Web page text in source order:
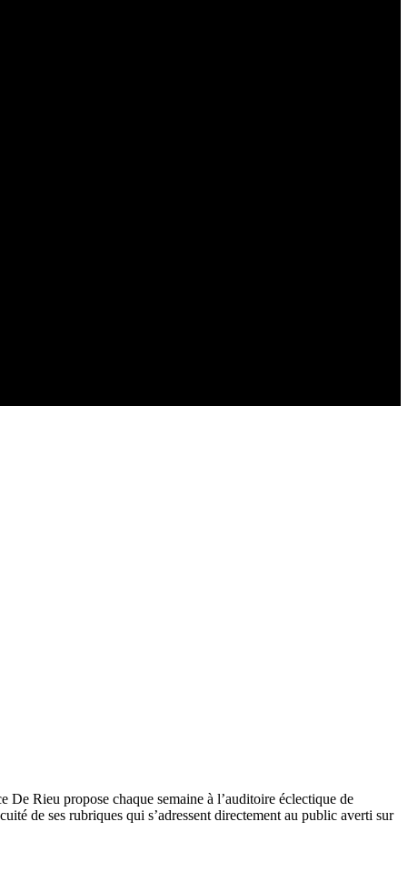
De Rieu propose chaque semaine à l’auditoire éclectique de
de ses rubriques qui s’adressent directement au public averti sur